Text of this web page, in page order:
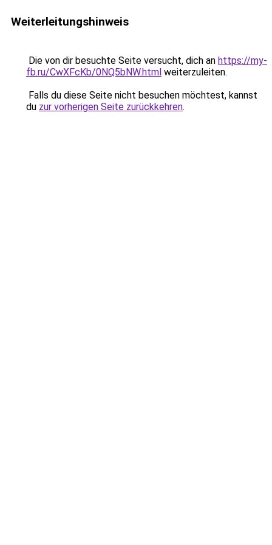
Weiterleitungshinweis
Die von dir besuchte Seite versucht, dich an https://my-
fb.ru/CwXFcKb/0NQ5bNW.html weiterzuleiten.
Falls du diese Seite nicht besuchen möchtest, kannst
du zur vorherigen Seite zurückkehren.